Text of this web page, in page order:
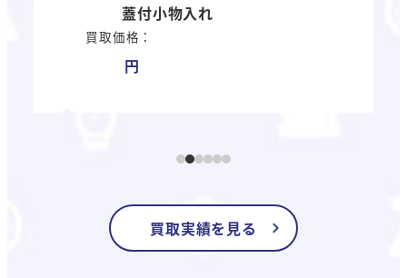
蓋付小物入れ
買取価格：
買取実績を見る